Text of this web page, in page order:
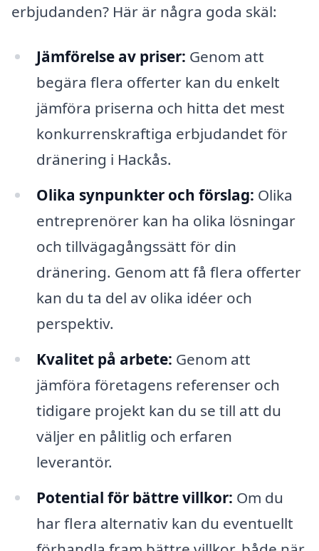
erbjudanden? Här är några goda skäl:
Jämförelse av priser: Genom att
begära flera offerter kan du enkelt
jämföra priserna och hitta det mest
konkurrenskraftiga erbjudandet för
dränering i Hackås.
Olika synpunkter och förslag: Olika
entreprenörer kan ha olika lösningar
och tillvägagångssätt för din
dränering. Genom att få flera offerter
kan du ta del av olika idéer och
perspektiv.
Kvalitet på arbete: Genom att
jämföra företagens referenser och
tidigare projekt kan du se till att du
väljer en pålitlig och erfaren
leverantör.
Potential för bättre villkor: Om du
har flera alternativ kan du eventuellt